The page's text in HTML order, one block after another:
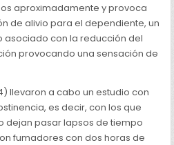
aproximadamente y provoca
de alivio para el dependiente, un
asociado con la reducción del
provocando una sensación de
llevaron a cabo un estudio con
es decir, con los que
dejan pasar lapsos de tiempo
fumadores con dos horas de